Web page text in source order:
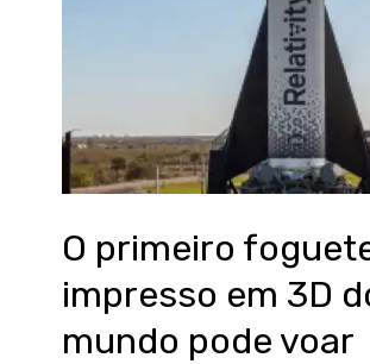
O primeiro
impresso em 3D
mundo pode voar